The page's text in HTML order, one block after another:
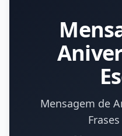
Mensagem de